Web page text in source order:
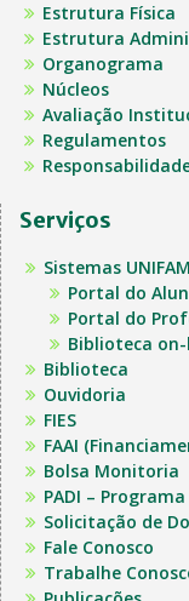
Estrutura Física
Estrutura
Organograma
Núcleos
Avaliação
Regulamentos
Serviços
Sistemas
Portal do
Portal do
Biblioteca
Biblioteca
Ouvidoria
FIES
FAAI
Bolsa Monitoria
PADI –
Solicitação de
Fale Conosco
Trabalhe